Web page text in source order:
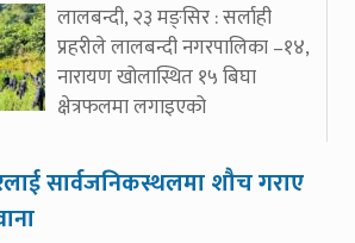
लालबन्दी, २३ मङ्सिर : सर्लाही
प्रहरीले लालबन्दी नगरपालिका –१४,
नारायण खोलास्थित १५ बिघा
क्षेत्रफलमा लगाइएको
सार्वजनिकस्थलमा शौच गराए